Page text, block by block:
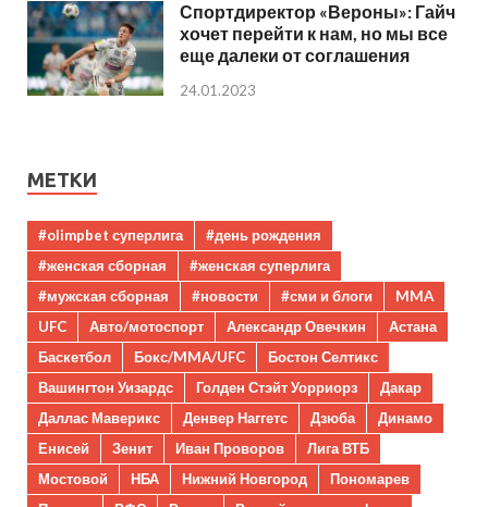
Спортдиректор «Вероны»: Гайч
хочет перейти к нам, но мы все
еще далеки от соглашения
24.01.2023
МЕТКИ
#olimpbet суперлига
#день рождения
#женская сборная
#женская суперлига
#мужская сборная
#новости #сми и блоги
MMA
UFC
Авто/мотоспорт Александр Овечкин
Астана
Баскетбол
Бокс/MMA/UFC
Бостон Селтикс
Вашингтон Уизардс
Голден Стэйт Уорриорз
Дакар
Даллас Маверикс
Денвер Наггетс Дзюба
Динамо
Енисей
Зенит Иван Проворов
Лига ВТБ
Мостовой
НБА Нижний Новгород
Пономарев